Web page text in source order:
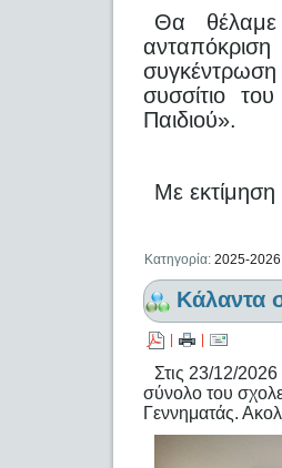
Θα
συσσίτιο
Παιδιού».
Με εκτίμηση
Κατηγορία:2025-2026
Κάλαντα
| |
Στις 23/12/
σύνολο του
Γεννηματάς.